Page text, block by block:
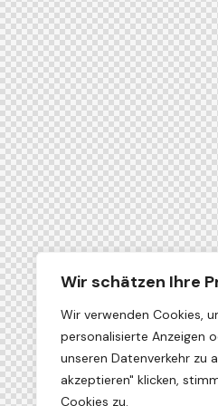
Wir schätzen Ihre
Wir verwenden Cookies,
personalisierte Anzeigen
unseren Datenverkehr zu
akzeptieren" klicken,
Cookies zu.